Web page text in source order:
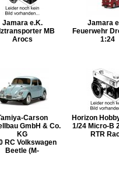
Jamara e.K.
MB
Arocs
Jamara
Feuerwehr
1:24
Carson
GmbH & Co.
KG
RC Volkswagen
Beetle (M-
Horizon
1/24 Micro-B
RTR